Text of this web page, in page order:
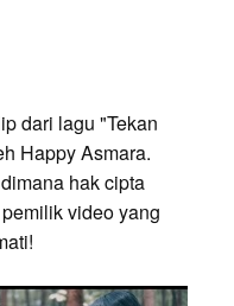
dari lagu "Tekan
Happy Asmara.
hak cipta
video yang